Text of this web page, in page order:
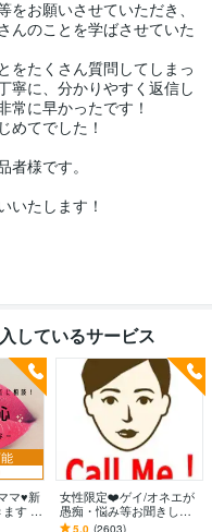
お願いさせていただき、
んのことを学ばさせていた
をたくさん質問してしまっ
寧に、分かりやすく返信し
常に早かったです！
めてでした！
様です。
いたします！
しているサービス
マ♥新
す 男
も
女性限定❤️ゲイ/オネエが
愚痴・悩み等お聞きしま
す 女性限定！ゲイ/オネエ
5.0 (2603)